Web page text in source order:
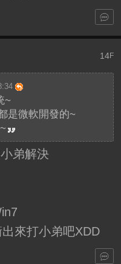
14F
~
是微軟開發的~
弟解決
來打小弟吧XDD